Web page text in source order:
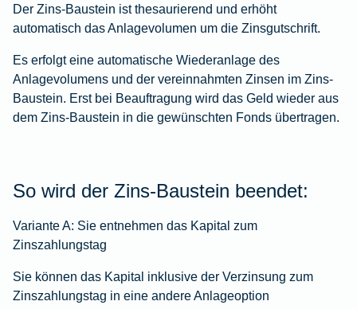
Der Zins-Baustein ist thesaurierend und erhöht
automatisch das Anlagevolumen um die Zinsgutschrift.
Es erfolgt eine automatische Wiederanlage des
Anlagevolumens und der vereinnahmten Zinsen im Zins-
Baustein. Erst bei Beauftragung wird das Geld wieder aus
dem Zins-Baustein in die gewünschten Fonds übertragen.
So wird der Zins-Baustein beendet:
Variante A: Sie entnehmen das Kapital zum
Zinszahlungstag
Sie können das Kapital inklusive der Verzinsung zum
Zinszahlungstag in eine andere Anlageoption